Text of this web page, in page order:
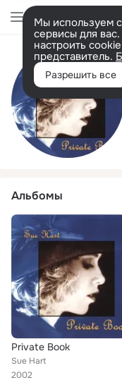
Мы используем
сервисы для
настроить
представитель.
Разрешить все
Альбомы
Private Book
Sue Hart
2002